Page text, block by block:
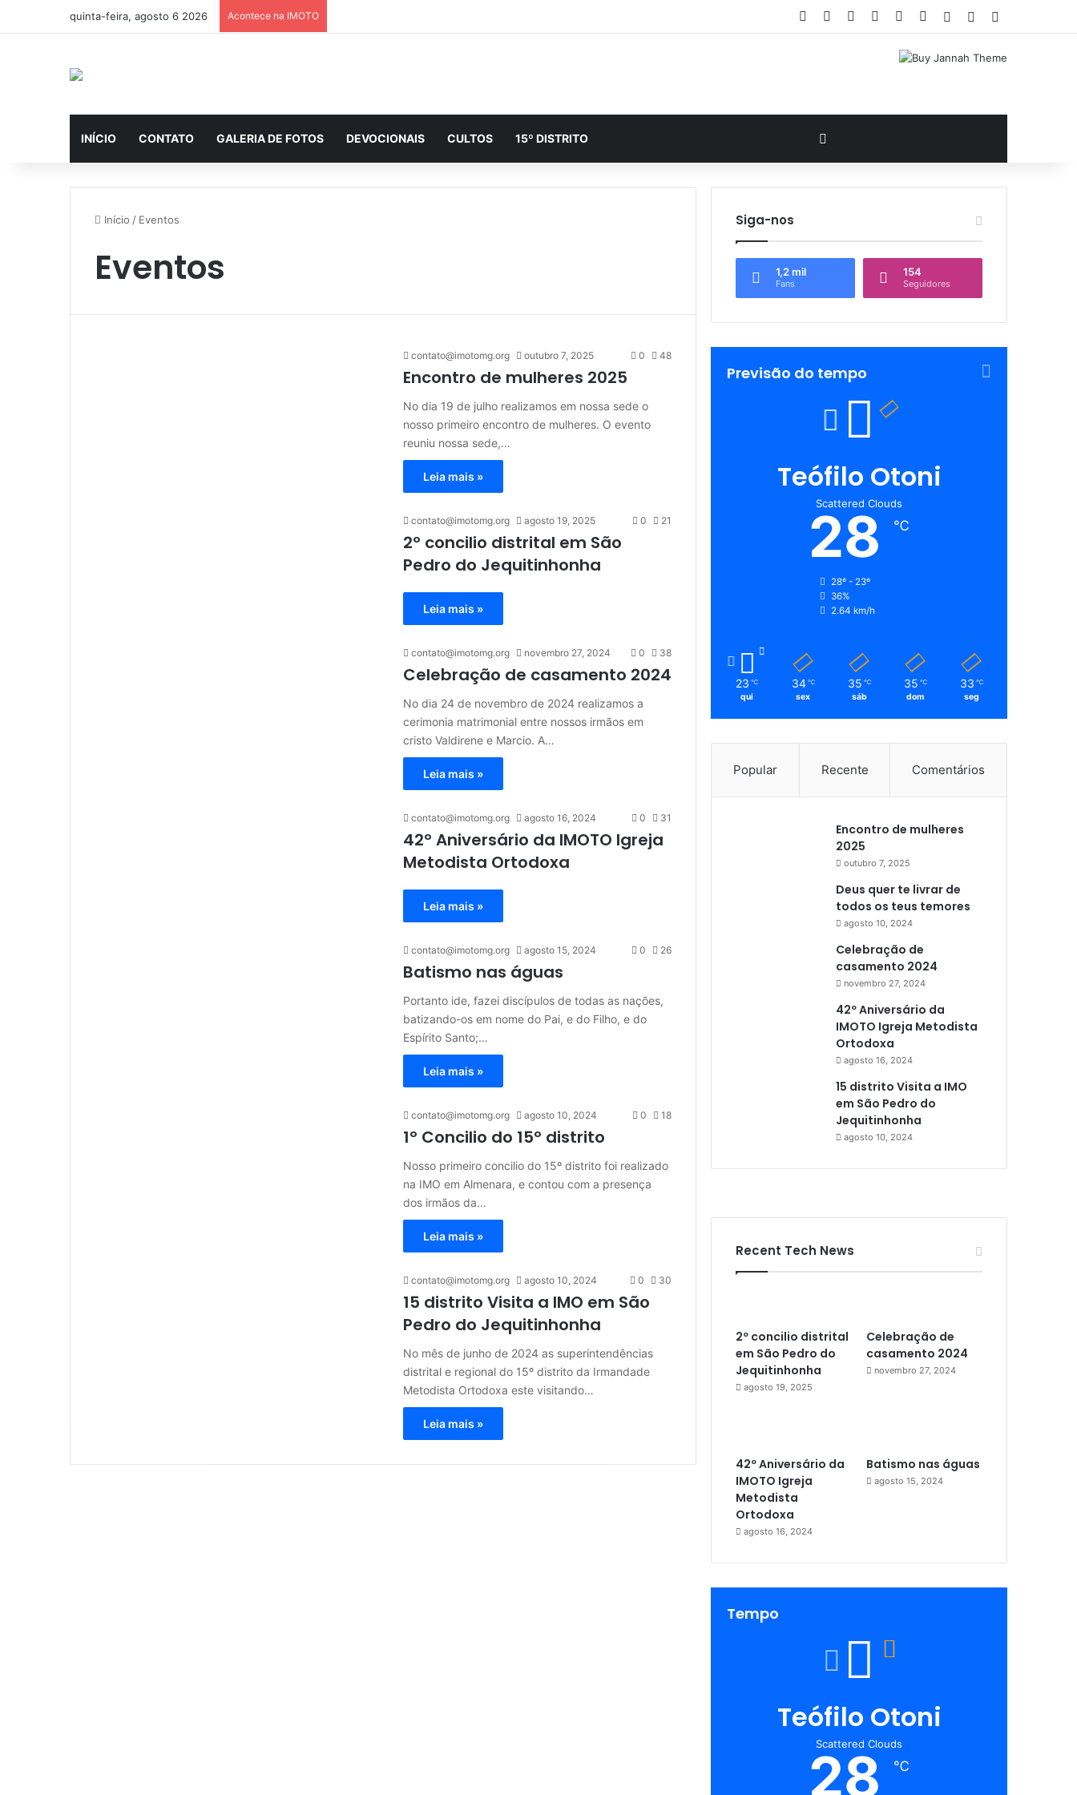
quinta-feira, agosto 6 2026 Acontece na IMOTO Facebook YouTubeInstagramGoogle Play
WhatsApp
Entrar Artigo aleatório
INÍCIO CONTATO GALERIA DE FOTOS DEVOCIONAIS CULTOS 15º DISTRITO
Início / Eventos
Eventos
contato@imotomg.org outubro 7, 2025 0 48
Encontro de mulheres 2025
No dia 19 de julho realizamos em nossa sede o
nosso primeiro encontro de mulheres. O evento
reuniu nossa sede,…
Leia mais »
contato@imotomg.org agosto 19, 2025 0 21
2º concilio distrital em São
Pedro do Jequitinhonha
Leia mais »
contato@imotomg.org novembro 27, 2024 0 38
Celebração de casamento 2024
No dia 24 de novembro de 2024 realizamos a
cerimonia matrimonial entre nossos irmãos em
cristo Valdirene e Marcio. A…
Leia mais »
contato@imotomg.org agosto 16, 2024 0 31
42º Aniversário da IMOTO Igreja
Metodista Ortodoxa
Leia mais »
contato@imotomg.org agosto 15, 2024 0 26
Batismo nas águas
Portanto ide, fazei discípulos de todas as nações,
batizando-os em nome do Pai, e do Filho, e do
Espírito Santo;…
Leia mais »
contato@imotomg.org agosto 10, 2024 0 18
1º Concilio do 15º distrito
Nosso primeiro concilio do 15º distrito foi realizado
na IMO em Almenara, e contou com a presença
dos irmãos da…
Leia mais »
contato@imotomg.org agosto 10, 2024 0 30
15 distrito Visita a IMO em São
Pedro do Jequitinhonha
No mês de junho de 2024 as superintendências
distrital e regional do 15º distrito da Irmandade
Metodista Ortodoxa este visitando…
Leia mais »
Siga-nos
1,2 mil
Fans
154
Seguidores
Previsão do tempo
Teófilo Otoni
Scattered Clouds
28 ℃
28º - 23º
36%
2.64 km/h
23 ℃
qui
34 ℃
sex
35 ℃
sáb
35 ℃
dom
33 ℃
seg
Popular Recente Comentários
Encontro de mulheres
2025
outubro 7, 2025
Deus quer te livrar de
todos os teus temores
agosto 10, 2024
Celebração de
casamento 2024
novembro 27, 2024
42º Aniversário da
IMOTO Igreja Metodista
Ortodoxa
agosto 16, 2024
15 distrito Visita a IMO
em São Pedro do
Jequitinhonha
agosto 10, 2024
Recent Tech News
2º concilio distrital
em São Pedro do
Jequitinhonha
agosto 19, 2025
Celebração de
casamento 2024
novembro 27, 2024
42º Aniversário da
IMOTO Igreja
Metodista
Ortodoxa
agosto 16, 2024
Batismo nas águas
agosto 15, 2024
Tempo
Teófilo Otoni
Scattered Clouds
28 ℃